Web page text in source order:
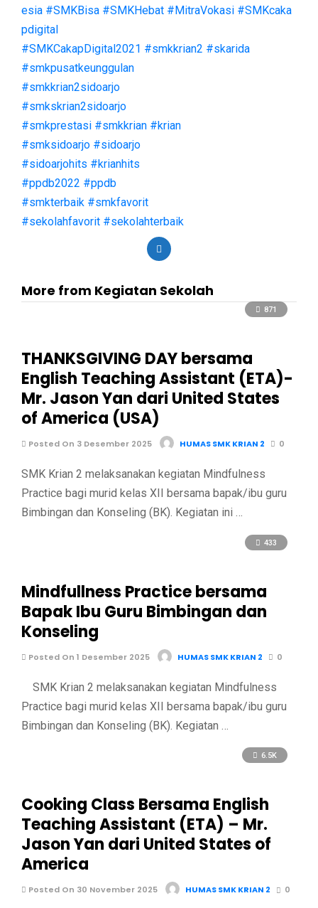
esia #SMKBisa #SMKHebat #MitraVokasi #SMKcaka
pdigital
#SMKCakapDigital2021 #smkkrian2 #skarida
#smkpusatkeunggulan
#smkkrian2sidoarjo
#smkskrian2sidoarjo
#smkprestasi #smkkrian #krian
#smksidoarjo #sidoarjo
#sidoarjohits #krianhits
#ppdb2022 #ppdb
#smkterbaik #smkfavorit
#sekolahfavorit #sekolahterbaik
More from Kegiatan Sekolah
871
THANKSGIVING DAY bersama
English Teaching Assistant (ETA)-
Mr. Jason Yan dari United States
of America (USA)
Posted On 3 Desember 2025 HUMAS SMK KRIAN 2 0
SMK Krian 2 melaksanakan kegiatan Mindfulness
Practice bagi murid kelas XII bersama bapak/ibu guru
Bimbingan dan Konseling (BK). Kegiatan ini …
433
Mindfullness Practice bersama
Bapak Ibu Guru Bimbingan dan
Konseling
Posted On 1 Desember 2025 HUMAS SMK KRIAN 2 0
SMK Krian 2 melaksanakan kegiatan Mindfulness
Practice bagi murid kelas XII bersama bapak/ibu guru
Bimbingan dan Konseling (BK). Kegiatan …
6.5K
Cooking Class Bersama English
Teaching Assistant (ETA) – Mr.
Jason Yan dari United States of
America
Posted On 30 November 2025 HUMAS SMK KRIAN 2 0